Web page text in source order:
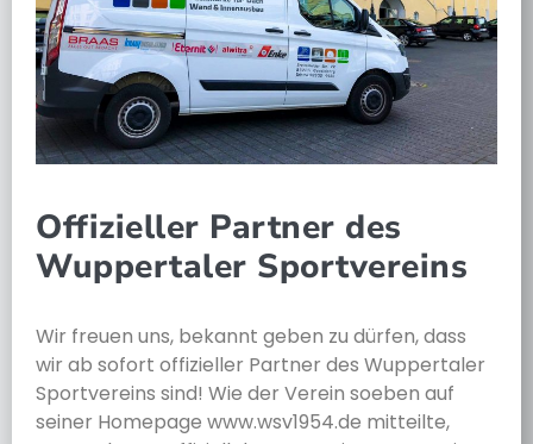
Offizieller Partner des
Wuppertaler Sportvereins
Wir freuen uns, bekannt geben zu dürfen, dass
wir ab sofort offizieller Partner des Wuppertaler
Sportvereins sind! Wie der Verein soeben auf
seiner Homepage www.wsv1954.de mitteilte,